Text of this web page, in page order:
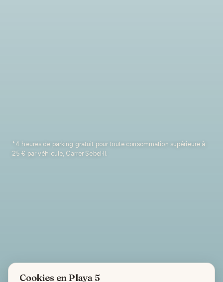
*4 heures de parking gratuit pour toute consommation supérieure à
25 € par véhicule, Carrer Sebel·lí.
Cookies en Playa 5